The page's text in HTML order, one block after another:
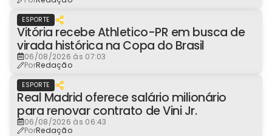
ESPORTE
Vitória recebe Athletico-PR em busca de
virada histórica na Copa do Brasil
06/08/2026 às 07:03
PorRedação
ESPORTE
Real Madrid oferece salário milionário
para renovar contrato de Vini Jr.
06/08/2026 às 06:43
PorRedação